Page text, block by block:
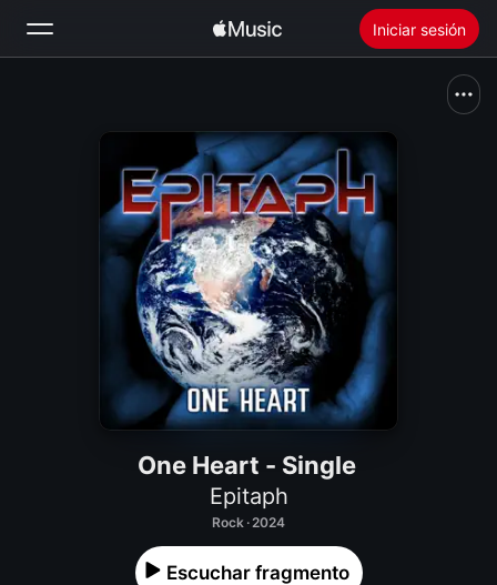
Iniciar sesión
Novedades
Instalar Apple Music
One Heart - Single
Epitaph
Rock · 2024
Escuchar fragmento